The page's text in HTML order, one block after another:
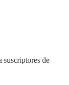
suscriptores de